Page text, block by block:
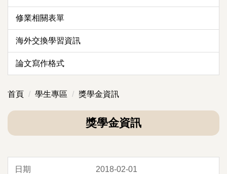
修業相關表單
海外交換學習資訊
論文寫作格式
首頁 學生專區 獎學金資訊
獎學金資訊
2018-02-01